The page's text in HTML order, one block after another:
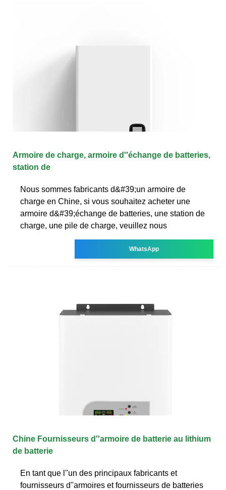
Armoire de charge, armoire d''échange de batteries,
station de
Nous sommes fabricants d&#39;un armoire de
charge en Chine, si vous souhaitez acheter une
armoire d&#39;échange de batteries, une station de
charge, une pile de charge, veuillez nous
WhatsApp
Chine Fournisseurs d''armoire de batterie au lithium
de batterie
En tant que l''un des principaux fabricants et
fournisseurs d''armoires et fournisseurs de batteries